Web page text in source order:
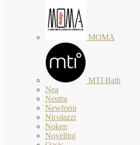
MOMA
MTI Bath
Nea
Neutra
Newform
Nicolazzi
Noken
Novellini